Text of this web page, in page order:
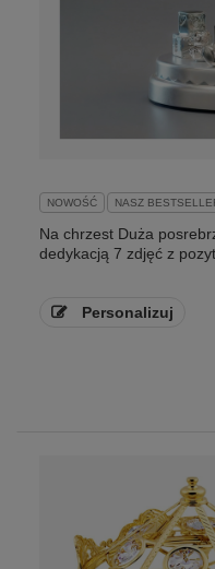
NOWOŚĆ NASZ
Na chrzest Duża
dedykacją 7 zdjęć z
Personalizuj